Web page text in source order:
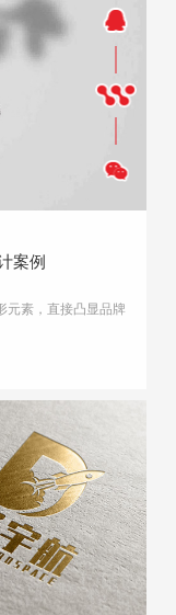
例
案例
元素，直接凸显品牌